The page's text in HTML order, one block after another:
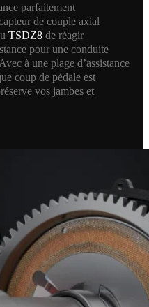
parfaitement
de couple axial
TSDZ8 de réagir
pour une conduite
à une plage d’assistance
coup de pédale est
vos jambes et